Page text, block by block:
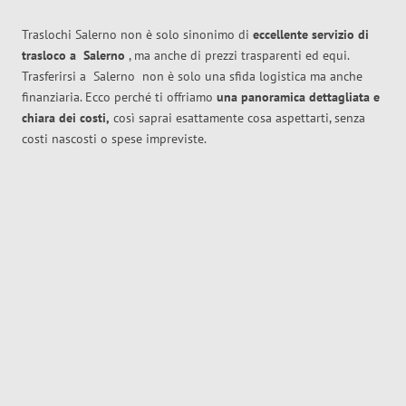
Traslochi Salerno non è solo sinonimo di eccellente servizio di
trasloco a Salerno , ma anche di prezzi trasparenti ed equi.
Trasferirsi a Salerno non è solo una sfida logistica ma anche
finanziaria. Ecco perché ti offriamo una panoramica dettagliata e
chiara dei costi, così saprai esattamente cosa aspettarti, senza
costi nascosti o spese impreviste.